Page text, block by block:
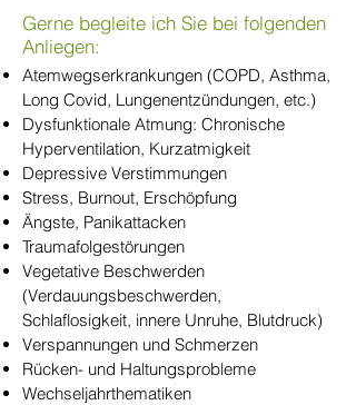
Gerne begleite ich Sie bei folgenden
Anliegen:
Atemwegserkrankungen (COPD, Asthma,
Long Covid, Lungenentzündungen, etc.)
Dysfunktionale Atmung: Chronische
Hyperventilation, Kurzatmigkeit
Depressive Verstimmungen
Stress, Burnout, Erschöpfung
Ängste, Panikattacken
Traumafolgestörungen
Vegetative Beschwerden
(Verdauungsbeschwerden,
Schlaflosigkeit, innere Unruhe, Blutdruck)
Verspannungen und Schmerzen
Rücken- und Haltungsprobleme
​Wechseljahrthematiken